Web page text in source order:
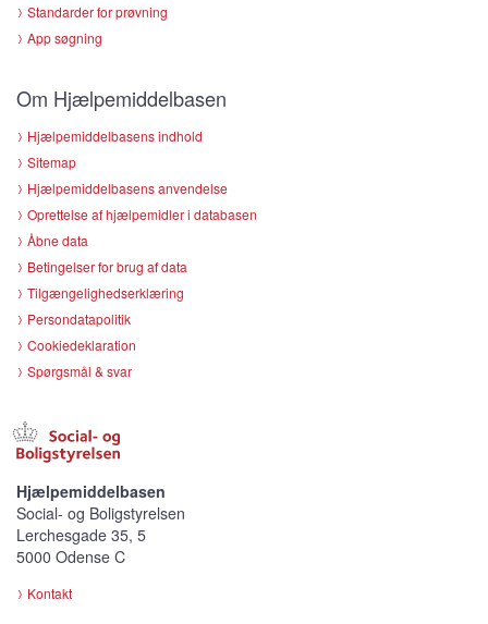
Standarder for prøvning
App søgning
Om Hjælpemiddelbasen
Hjælpemiddelbasens indhold
Sitemap
Hjælpemiddelbasens anvendelse
Oprettelse af hjælpemidler i databasen
Åbne data
Betingelser for brug af data
Tilgængelighedserklæring
Persondatapolitik
Cookiedeklaration
Spørgsmål & svar
Hjælpemiddelbasen
Social- og Boligstyrelsen
Lerchesgade 35, 5
5000 Odense C
Kontakt